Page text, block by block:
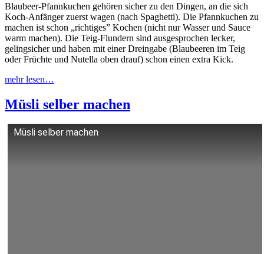
Blaubeer-Pfannkuchen gehören sicher zu den Dingen, an die sich
Koch-Anfänger zuerst wagen (nach Spaghetti). Die Pfannkuchen zu
machen ist schon „richtiges” Kochen (nicht nur Wasser und Sauce
warm machen). Die Teig-Flundern sind ausgesprochen lecker,
gelingsicher und haben mit einer Dreingabe (Blaubeeren im Teig
oder Früchte und Nutella oben drauf) schon einen extra Kick.
mehr lesen…
Müsli selber machen
Müsli selber machen